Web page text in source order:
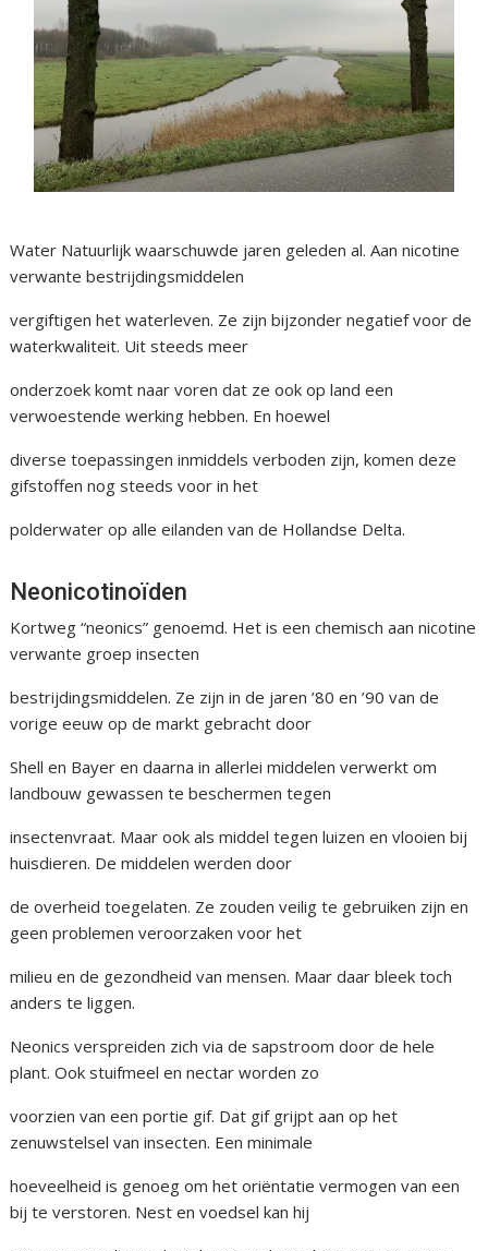
Water Natuurlijk waarschuwde jaren geleden al. Aan nicotine
verwante bestrijdingsmiddelen
vergiftigen het waterleven. Ze zijn bijzonder negatief voor de
waterkwaliteit. Uit steeds meer
onderzoek komt naar voren dat ze ook op land een
verwoestende werking hebben. En hoewel
diverse toepassingen inmiddels verboden zijn, komen deze
gifstoffen nog steeds voor in het
polderwater op alle eilanden van de Hollandse Delta.
Neonicotinoïden
Kortweg “neonics” genoemd. Het is een chemisch aan nicotine
verwante groep insecten
bestrijdingsmiddelen. Ze zijn in de jaren ’80 en ’90 van de
vorige eeuw op de markt gebracht door
Shell en Bayer en daarna in allerlei middelen verwerkt om
landbouw gewassen te beschermen tegen
insectenvraat. Maar ook als middel tegen luizen en vlooien bij
huisdieren. De middelen werden door
de overheid toegelaten. Ze zouden veilig te gebruiken zijn en
geen problemen veroorzaken voor het
milieu en de gezondheid van mensen. Maar daar bleek toch
anders te liggen.
Neonics verspreiden zich via de sapstroom door de hele
plant. Ook stuifmeel en nectar worden zo
voorzien van een portie gif. Dat gif grijpt aan op het
zenuwstelsel van insecten. Een minimale
hoeveelheid is genoeg om het oriëntatie vermogen van een
bij te verstoren. Nest en voedsel kan hij